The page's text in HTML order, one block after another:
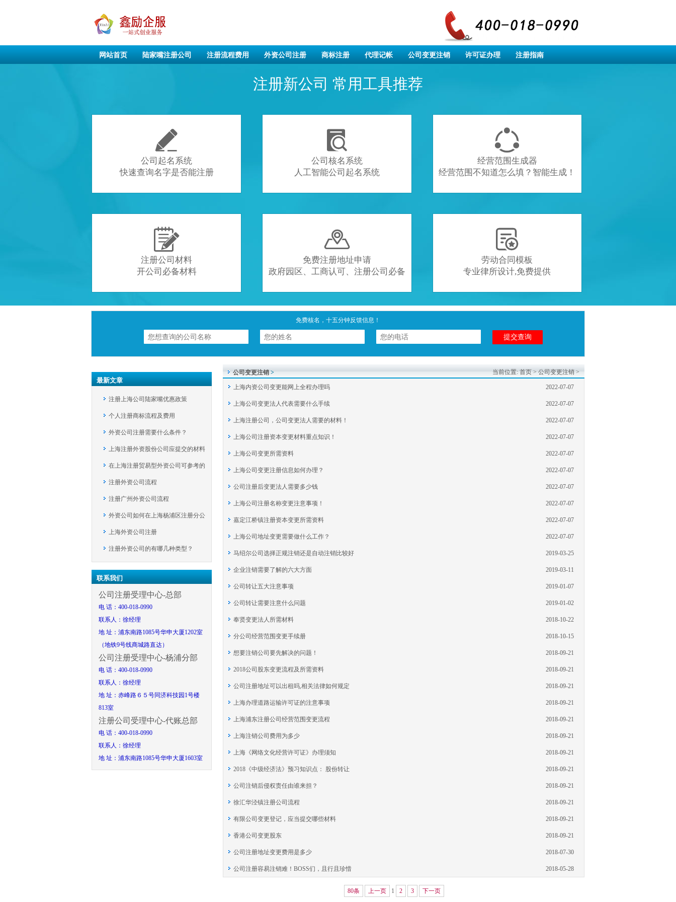
网站首页 陆家嘴注册公司 注册流程费用 外资公司注册 商标注册 代理记帐 公司变更注销 许可证办理 注册指南
注册新公司 常用工具推荐

公司起名系统
快速查询名字是否能注册

公司核名系统
人工智能公司起名系统

经营范围生成器
经营范围不知道怎么填？智能生成！

注册公司材料
开公司必备材料

免费注册地址申请
政府园区、工商认可、注册公司必备

劳动合同模板
专业律所设计,免费提供
免费核名，十五分钟反馈信息！
最新文章
注册上海公司陆家嘴优惠政策
个人注册商标流程及费用
外资公司注册需要什么条件？
上海注册外资股份公司应提交的材料
在上海注册贸易型外资公司可参考的
经营范围
注册外资公司流程
注册广州外资公司流程
外资公司如何在上海杨浦区注册分公
司
上海外资公司注册
注册外资公司的有哪几种类型？
联系我们
公司注册受理中心-总部
电 话：400-018-0990
联系人： 徐经理
地 址：浦东南路1085号华申大厦1202室
（地铁9号线商城路直达）
公司注册受理中心-杨浦分部
电 话： 400-018-0990
联系人：徐经理
地 址：赤峰路６５号同济科技园1号楼
813室
注册公司受理中心-代账总部
电 话： 400-018-0990
联系人： 徐经理
地 址：浦东南路1085号华申大厦1603室
公司变更注销 > 当前位置: 首页 > 公司变更注销 >
2022-07-07
上海内资公司变更能网上全程办理吗
2022-07-07
上海公司变更法人代表需要什么手续
2022-07-07
上海注册公司，公司变更法人需要的材料！
2022-07-07
上海公司注册资本变更材料重点知识！
2022-07-07
上海公司变更所需资料
2022-07-07
上海公司变更注册信息如何办理？
2022-07-07
公司注册后变更法人需要多少钱
2022-07-07
上海公司注册名称变更注意事项！
2022-07-07
嘉定江桥镇注册资本变更所需资料
2022-07-07
上海公司地址变更需要做什么工作？
2019-03-25
马绍尔公司选择正规注销还是自动注销比较好
2019-03-11
企业注销需要了解的六大方面
2019-01-07
公司转让五大注意事项
2019-01-02
公司转让需要注意什么问题
2018-10-22
奉贤变更法人所需材料
2018-10-15
分公司经营范围变更手续册
2018-09-21
想要注销公司要先解决的问题！
2018-09-21
2018公司股东变更流程及所需资料
2018-09-21
公司注册地址可以出租吗,相关法律如何规定
2018-09-21
上海办理道路运输许可证的注意事项
2018-09-21
上海浦东注册公司经营范围变更流程
2018-09-21
上海注销公司费用为多少
2018-09-21
上海《网络文化经营许可证》办理须知
2018-09-21
2018《中级经济法》预习知识点： 股份转让
2018-09-21
公司注销后侵权责任由谁来担？
2018-09-21
徐汇华泾镇注册公司流程
2018-09-21
有限公司变更登记，应当提交哪些材料
2018-09-21
香港公司变更股东
2018-07-30
公司注册地址变更费用是多少
2018-05-28
公司注册容易注销难！BOSS们，且行且珍惜
80条 上一页 1 2 3 下一页